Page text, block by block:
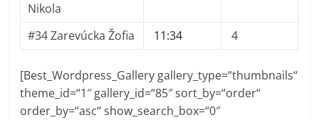
Nikola
#34 Zarevúcka Žofia 11:34 4
[Best_Wordpress_Gallery gallery_type=“thumbnails“
theme_id=“1″ gallery_id=“85″ sort_by=“order“
order_by=“asc“ show_search_box=“0″